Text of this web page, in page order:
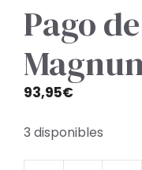
Pago
93,95€
3 disponibles